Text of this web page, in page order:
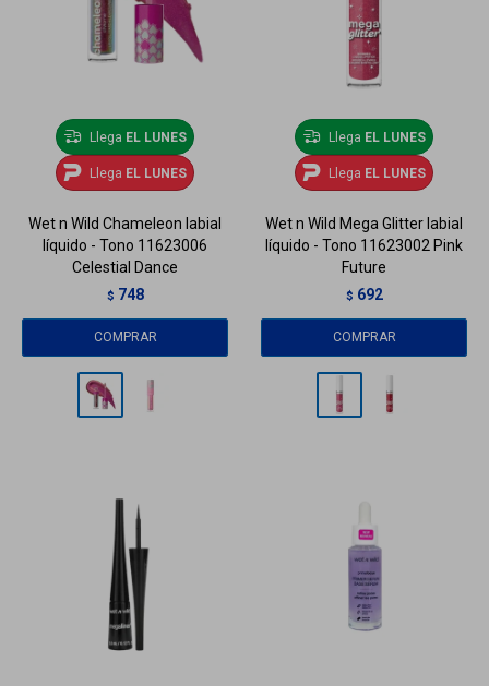
Llega EL LUNES
Llega EL LUNES
Wet n Wild Chameleon labial
líquido - Tono 11623006
Celestial Dance
$ 748
Llega EL LUNES
Llega EL LUNES
Wet n Wild Mega Glitter labial
líquido - Tono 11623002 Pink
Future
$ 692